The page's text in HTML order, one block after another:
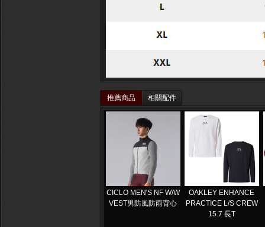
推薦商品 相關配件
CICLO MEN'S NF W/W
VEST男防風防雨背心
OAKLEY ENHANCE
PRACTICE L/S CREW
15.7 長T